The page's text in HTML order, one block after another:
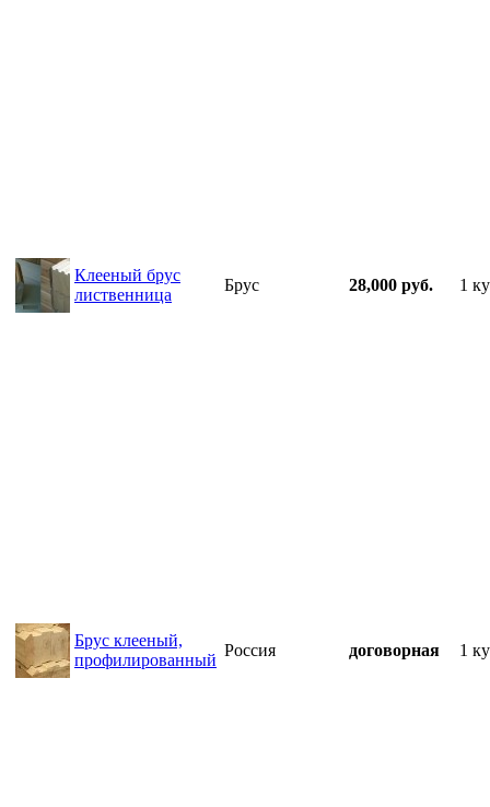
Клееный брус
лиственница
Брус 28,000 руб. 1
Брус клееный,
профилированный
Россия договорная 1